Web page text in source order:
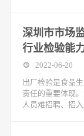
深圳市市场
行业检验能
2022-06-20
出厂检验是食品
责任的重要体现
人员难招聘、招